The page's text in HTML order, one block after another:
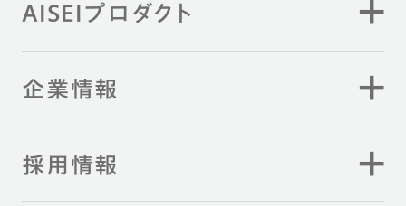
AISEIプロダクト
企業情報
採用情報